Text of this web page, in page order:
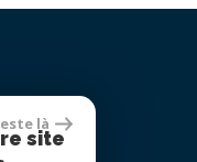
là
site